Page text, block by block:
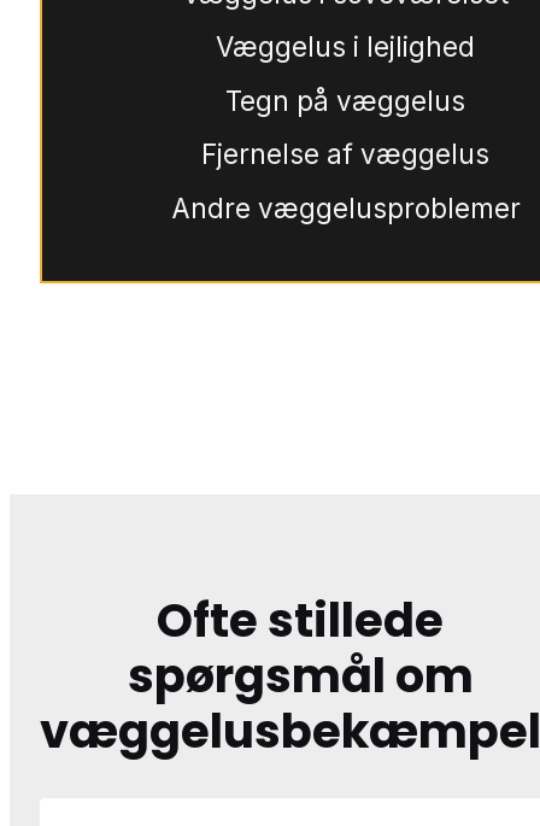
Væggelus i lejlighed
Tegn på væggelus
Fjernelse af væggelus
Andre væggelusproblemer
Ofte stillede
spørgsmål om